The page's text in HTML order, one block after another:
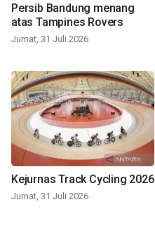
Persib Bandung menang
atas Tampines Rovers
Jumat, 31 Juli 2026
Kejurnas Track Cycling 2026
Jumat, 31 Juli 2026